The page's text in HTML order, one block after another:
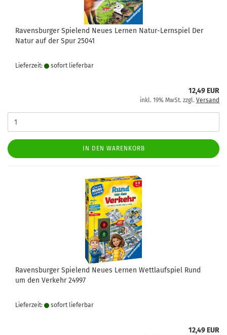
Ravensburger Spielend Neues Lernen Natur-Lernspiel Der
Natur auf der Spur 25041
Lieferzeit: sofort lie­fer­bar
12,49 EUR
inkl. 19% MwSt. zzgl. Versand
IN DEN WARENKORB
Ravensburger Spielend Neues Lernen Wettlaufspiel Rund
um den Verkehr 24997
Lieferzeit: sofort lie­fer­bar
12,49 EUR